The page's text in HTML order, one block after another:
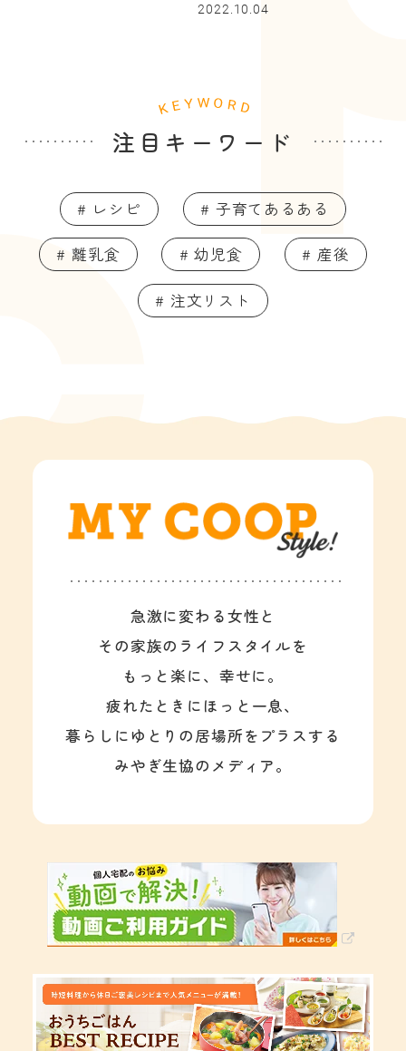
2022.10.04
注目キーワード
# レシピ # 子育てあるある
# 離乳食 # 幼児食 # 産後
# 注文リスト
急激に変わる女性と
その家族のライフスタイルを
もっと楽に、幸せに。
疲れたときにほっと一息、
暮らしにゆとりの居場所をプラスする
みやぎ生協のメディア。